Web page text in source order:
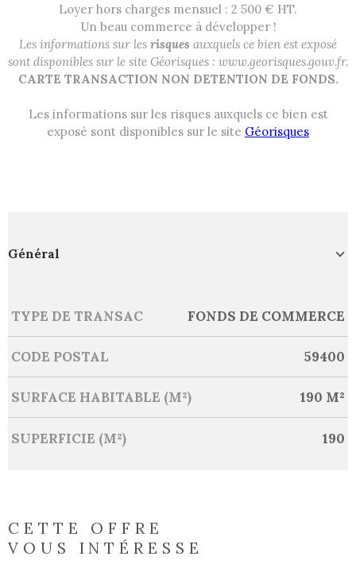
Loyer hors charges mensuel : 2 500 € HT.
Un beau commerce à développer !
Les informations sur les risques auxquels ce bien est exposé
sont disponibles sur le site Géorisques : www.georisques.gouv.fr.
CARTE TRANSACTION NON DETENTION DE FONDS.
Les informations sur les risques auxquels ce bien est
exposé sont disponibles sur le site Géorisques
Général
Caractérisque Valeurs
TYPE DE TRANSAC FONDS DE COMMERCE
CODE POSTAL 59400
SURFACE HABITABLE (M²) 190 M²
SUPERFICIE (M²) 190
CETTE OFFRE
VOUS INTÉRESSE